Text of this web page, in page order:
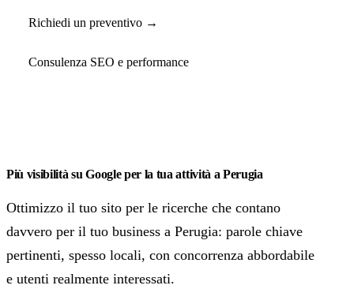
Richiedi un preventivo →
Consulenza SEO e performance
Più visibilità su Google per la tua attività a Perugia
Ottimizzo il tuo sito per le ricerche che contano
davvero per il tuo business a Perugia: parole chiave
pertinenti, spesso locali, con concorrenza abbordabile
e utenti realmente interessati.